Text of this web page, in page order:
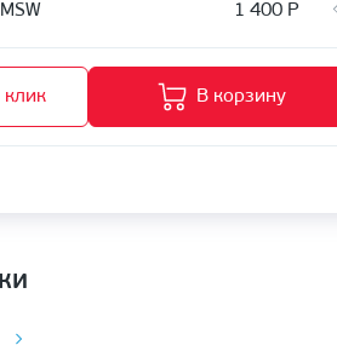
1 400 Р
клик В корзину